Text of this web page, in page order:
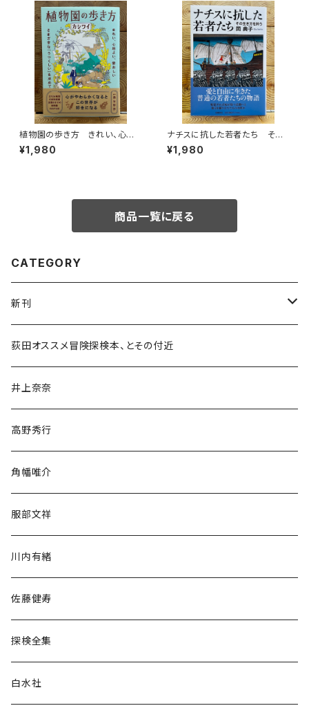
植物園の歩き方 きれい、心地
よい、愛おしい さまざまな「うつ
くしい」を求めて
¥1,980
ナチスに抗した若者たち その
生き方を問う
¥1,980
商品一覧に戻る
CATEGORY
新刊
和書
文学・小説・物語
随筆・ノンフィクション・その他
民族・風習
言語・ことば
荻田オススメ冒険探検本、とその付近
井上奈奈
高野秀行
角幡唯介
服部文祥
川内有緒
佐藤健寿
探検全集
白水社